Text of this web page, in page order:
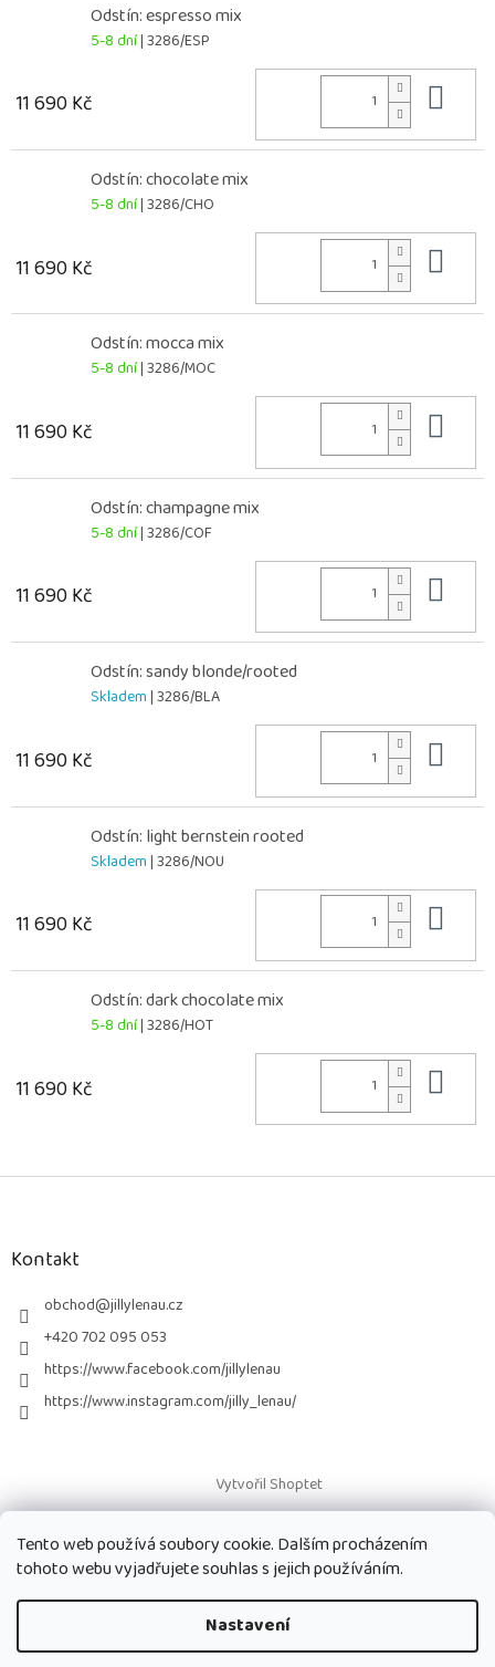
Tento web používá soubory cookie. Dalším procházením
tohoto webu vyjadřujete souhlas s jejich používáním.
Nastavení
Odstín: espresso mix
5-8 dní| 3286/ESP
11 690 Kč
Odstín: chocolate mix
5-8 dní| 3286/CHO
11 690 Kč
Odstín: mocca mix
5-8 dní| 3286/MOC
11 690 Kč
Odstín: champagne mix
5-8 dní| 3286/COF
11 690 Kč
Odstín: sandy blonde/rooted
Skladem| 3286/BLA
11 690 Kč
Odstín: light bernstein rooted
Skladem| 3286/NOU
11 690 Kč
Odstín: dark chocolate mix
5-8 dní| 3286/HOT
11 690 Kč
Z
Kontakt
obchod@jillylenau.cz
+420 702 095 053
https://www.facebook.com/jillylenau
https://www.instagram.com/jilly_lenau/
Vytvořil Shoptet
Copyright 2026Paruky Jilly Lenau s.r.o.. Všechna práva vyhrazena.